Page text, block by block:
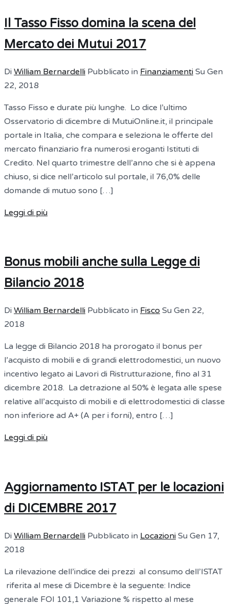
Il Tasso Fisso domina la scena del
Mercato dei Mutui 2017
Di William Bernardelli Pubblicato in Finanziamenti Su Gen
22, 2018
Tasso Fisso e durate più lunghe. Lo dice l’ultimo
Osservatorio di dicembre di MutuiOnline.it, il principale
portale in Italia, che compara e seleziona le offerte del
mercato finanziario fra numerosi eroganti Istituti di
Credito. Nel quarto trimestre dell’anno che si è appena
chiuso, si dice nell’articolo sul portale, il 76,0% delle
domande di mutuo sono […]
Leggi di più
Bonus mobili anche sulla Legge di
Bilancio 2018
Di William Bernardelli Pubblicato in Fisco Su Gen 22,
2018
La legge di Bilancio 2018 ha prorogato il bonus per
l’acquisto di mobili e di grandi elettrodomestici, un nuovo
incentivo legato ai Lavori di Ristrutturazione, fino al 31
dicembre 2018. La detrazione al 50% è legata alle spese
relative all’acquisto di mobili e di elettrodomestici di classe
non inferiore ad A+ (A per i forni), entro […]
Leggi di più
Aggiornamento ISTAT per le locazioni
di DICEMBRE 2017
Di William Bernardelli Pubblicato in Locazioni Su Gen 17,
2018
La rilevazione dell’indice dei prezzi al consumo dell’ISTAT
riferita al mese di Dicembre è la seguente: Indice
generale FOI 101,1 Variazione % rispetto al mese